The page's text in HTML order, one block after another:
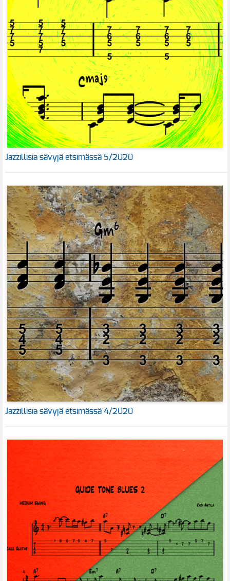
Jazzillisia sävyjä etsimässä 5/2020
Jazzillisia sävyjä etsimässä 4/2020